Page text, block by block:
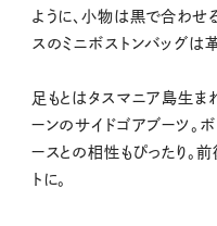
ように、小物は黒で合わせ
スのミニボストンバッグは
足もとはタスマニア島生ま
ーンのサイドゴアブーツ。
ースとの相性もぴったり。
トに。